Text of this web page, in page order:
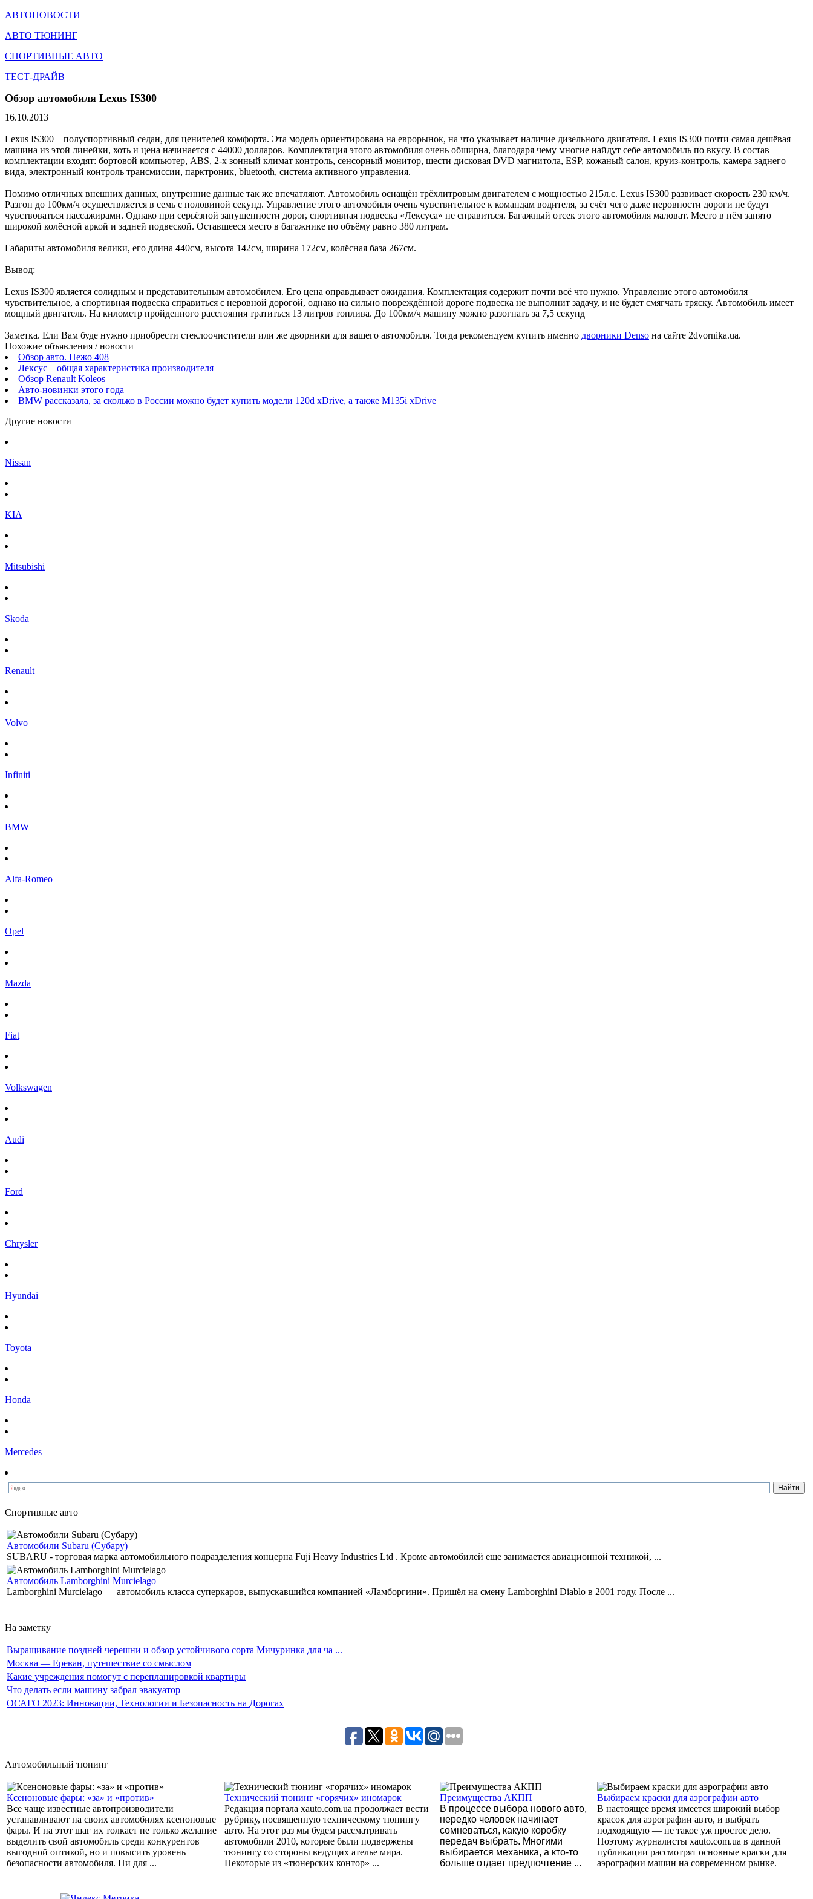
АВТОНОВОСТИ
АВТО ТЮНИНГ
СПОРТИВНЫЕ АВТО
ТЕСТ-ДРАЙВ
Обзор автомобиля Lexus IS300
16.10.2013
Lexus IS300 – полуспортивный седан, для ценителей комфорта. Эта модель ориентирована на еврорынок, на что указывает наличие дизельного двигателя. Lexus IS300 почти самая дешёвая
машина из этой линейки, хоть и цена начинается с 44000 долларов. Комплектация этого автомобиля очень обширна, благодаря чему многие найдут себе автомобиль по вкусу. В состав
комплектации входят: бортовой компьютер, ABS, 2-х зонный климат контроль, сенсорный монитор, шести дисковая DVD магнитола, ESP, кожаный салон, круиз-контроль, камера заднего
вида, электронный контроль трансмиссии, парктроник, bluetooth, система активного управления.
Помимо отличных внешних данных, внутренние данные так же впечатляют. Автомобиль оснащён трёхлитровым двигателем с мощностью 215л.с. Lexus IS300 развивает скорость 230 км/ч.
Разгон до 100км/ч осуществляется в семь с половиной секунд. Управление этого автомобиля очень чувствительное к командам водителя, за счёт чего даже неровности дороги не будут
чувствоваться пассажирами. Однако при серьёзной запущенности дорог, спортивная подвеска «Лексуса» не справиться. Багажный отсек этого автомобиля маловат. Место в нём занято
широкой колёсной аркой и задней подвеской. Оставшееся место в багажнике по объёму равно 380 литрам.
Габариты автомобиля велики, его длина 440см, высота 142см, ширина 172см, колёсная база 267см.
Вывод:
Lexus IS300 является солидным и представительным автомобилем. Его цена оправдывает ожидания. Комплектация содержит почти всё что нужно. Управление этого автомобиля
чувствительное, а спортивная подвеска справиться с неровной дорогой, однако на сильно повреждённой дороге подвеска не выполнит задачу, и не будет смягчать тряску. Автомобиль имеет
мощный двигатель. На километр пройденного расстояния тратиться 13 литров топлива. До 100км/ч машину можно разогнать за 7,5 секунд
Заметка. Ели Вам буде нужно приобрести стеклоочистители или же дворники для вашего автомобиля. Тогда рекомендуем купить именно дворники Denso на сайте 2dvornika.ua.
Похожие объявления / новости
Обзор авто. Пежо 408
Лексус – общая характеристика производителя
Обзор Renault Koleos
Авто-новинки этого года
BMW рассказала, за сколько в России можно будет купить модели 120d xDrive, а также M135i xDrive
Другие новости
Nissan
KIA
Mitsubishi
Skoda
Renault
Volvo
Infiniti
BMW
Alfa-Romeo
Opel
Mazda
Fiat
Volkswagen
Audi
Ford
Chrysler
Hyundai
Toyota
Honda
Mercedes
Спортивные авто
Автомобили Subaru (Субару)
SUBARU - торговая марка автомобильного подразделения концерна Fuji Heavy Industries Ltd . Кроме автомобилей еще занимается авиационной техникой, ...
Автомобиль Lamborghini Murcielago
Lamborghini Murcielago — автомобиль класса суперкаров, выпускавшийся компанией «Ламборгини». Пришёл на смену Lamborghini Diablo в 2001 году. После ...
На заметку
Выращивание поздней черешни и обзор устойчивого сорта Мичуринка для ча ...
Москва — Ереван, путешествие со смыслом
Какие учреждения помогут с перепланировкой квартиры
Что делать если машину забрал эвакуатор
ОСАГО 2023: Инновации, Технологии и Безопасность на Дорогах
Автомобильный тюнинг
Ксеноновые фары: «за» и «против»
Все чаще известные автопроизводители
устанавливают на своих автомобилях ксеноновые
фары. И на этот шаг их толкает не только желание
выделить свой автомобиль среди конкурентов
выгодной оптикой, но и повысить уровень
безопасности автомобиля. Ни для ...
Технический тюнинг «горячих» иномарок
Редакция портала xauto.com.ua продолжает вести
рубрику, посвященную техническому тюнингу
авто. На этот раз мы будем рассматривать
автомобили 2010, которые были подвержены
тюнингу со стороны ведущих ателье мира.
Некоторые из «тюнерских контор» ...
Преимущества АКПП
В процессе выбора нового авто,
нередко человек начинает
сомневаться, какую коробку
передач выбрать. Многими
выбирается механика, а кто-то
больше отдает предпочтение ...
Выбираем краски для аэрографии авто
В настоящее время имеется широкий выбор
красок для аэрографии авто, и выбрать
подходящую — не такое уж простое дело.
Поэтому журналисты xauto.com.ua в данной
публикации рассмотрят основные краски для
аэрографии машин на современном рынке.